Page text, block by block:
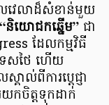
លវេលាដ៏សំខាន់មួយ
“និយោជកឆ្នើម” ជា
ដែលកម្មវិធី
េសថៃ ហើយ
ាល់ពីការប្ដេជ្ញា
យកចិត្តទុកដាក់